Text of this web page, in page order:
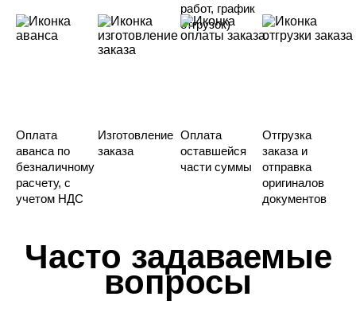
работ, график
отгрузок)
Оплата
аванса по
безналичному
расчету, с
учетом НДС
Изготовление
заказа
Оплата
оставшейся
части суммы
Отгрузка
заказа и
отправка
оригиналов
документов
Часто задаваемые
вопросы